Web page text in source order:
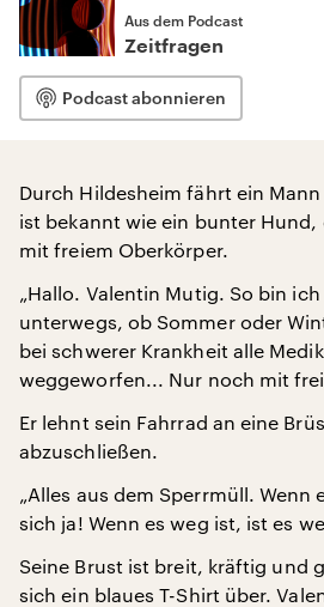
Aus dem Podcast
Zeitfragen
Podcast abonnieren
Durch Hildesheim fährt ein
ist bekannt wie ein bunter
mit freiem Oberkörper.
„Hallo. Valentin Mutig. So bin
unterwegs, ob Sommer oder
bei schwerer Krankheit alle
weggeworfen... Nur noch mit
Er lehnt sein Fahrrad an eine
abzuschließen.
„Alles aus dem Sperrmüll. Wenn
sich ja! Wenn es weg ist, ist es
Seine Brust ist breit, kräftig und
sich ein blaues T-Shirt über.